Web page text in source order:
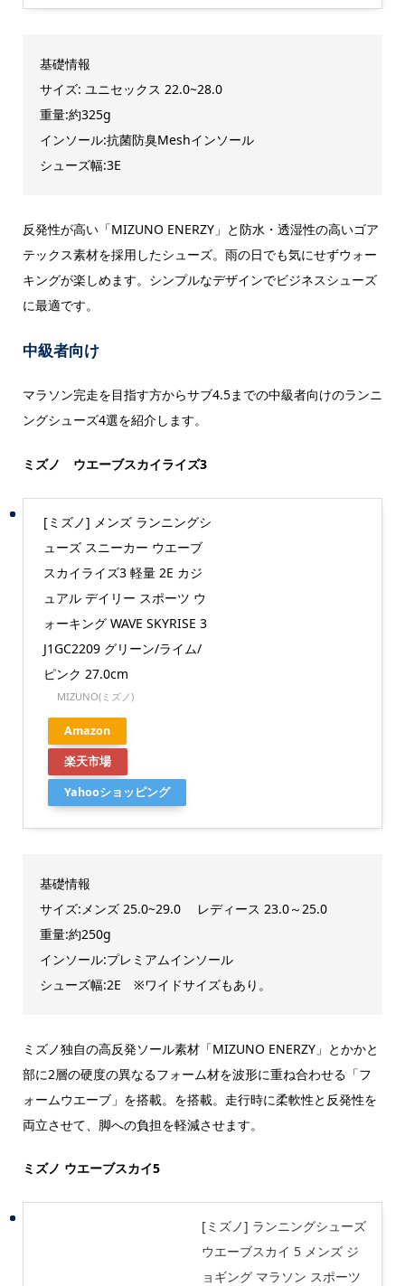
基礎情報
サイズ: ユニセックス 22.0~28.0
重量:約325g
インソール:抗菌防臭Meshインソール
シューズ幅:3E
反発性が高い「MIZUNO ENERZY」と防水・透湿性の高いゴア
テックス素材を採用したシューズ。雨の日でも気にせずウォー
キングが楽しめます。シンプルなデザインでビジネスシューズ
に最適です。
中級者向け
マラソン完走を目指す方からサブ4.5までの中級者向けのランニ
ングシューズ4選を紹介します。
ミズノ ウエーブスカイライズ3
[ミズノ] メンズ ランニングシ
ューズ スニーカー ウエーブ
スカイライズ3 軽量 2E カジ
ュアル デイリー スポーツ ウ
ォーキング WAVE SKYRISE 3
J1GC2209 グリーン/ライム/
ピンク 27.0cm
MIZUNO(ミズノ)
Amazon
楽天市場
Yahooショッピング
基礎情報
サイズ:メンズ 25.0~29.0 レディース 23.0～25.0
重量:約250g
インソール:プレミアムインソール
シューズ幅:2E ※ワイドサイズもあり。
ミズノ独自の高反発ソール素材「MIZUNO ENERZY」とかかと
部に2層の硬度の異なるフォーム材を波形に重ね合わせる「フ
ォームウエーブ」を搭載。を搭載。走行時に柔軟性と反発性を
両立させて、脚への負担を軽減させます。
ミズノ ウエーブスカイ5
[ミズノ] ランニングシューズ
ウエーブスカイ 5 メンズ ジ
ョギング マラソン スポーツ